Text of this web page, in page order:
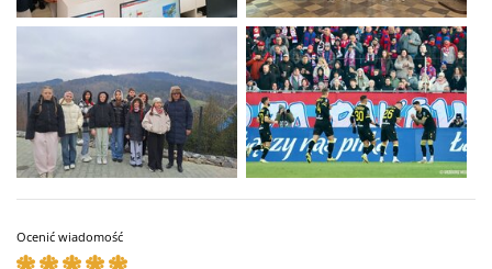
Ocenić wiadomość